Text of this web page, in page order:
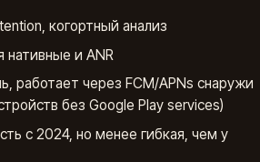
когортный анализ
нативные и ANR
работает через FCM/APNs снаружи
без Google Play services)
с 2024, но менее гибкая, чем у